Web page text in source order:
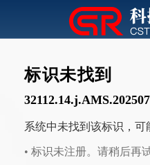
标识未找到
系统中未找到该标识，可
• 标识未注册。请稍后再